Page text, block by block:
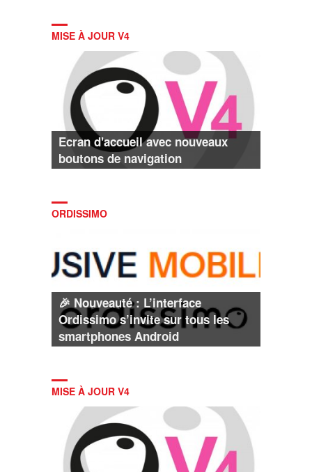
MISE À JOUR V4
Ecran d'accueil avec nouveaux
boutons de navigation
ORDISSIMO
🎉 Nouveauté : L’interface
Ordissimo s’invite sur tous les
smartphones Android
MISE À JOUR V4